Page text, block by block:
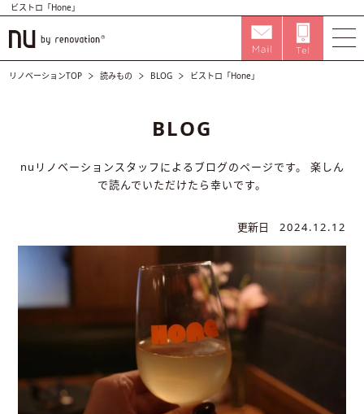
ビストロ「Hone」
リノベーションTOP 読みもの BLOG ビストロ「Hone」
BLOG
nuリノベーションスタッフによるブログのページです。
楽しん
で読んでいただけたら幸いです。
更新日 2024.12.12